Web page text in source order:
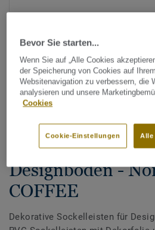
Dekorative
Designböden -
COFFEE
Dekorative Sockelleisten für
Bevor Sie starten...
Wenn Sie auf „Alle Cookies
der Speicherung von Cookies auf
Websitenavigation zu verbessern, die
analysieren und unsere
Cookies
Alle
Cookie-Einstellungen